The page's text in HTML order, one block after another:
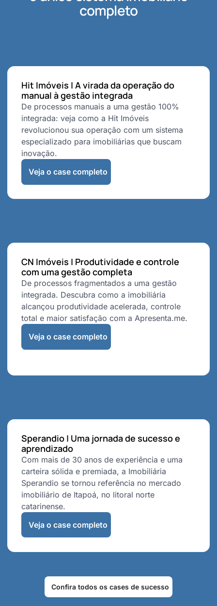
completo
Hit Imóveis | A virada da operação do
manual à gestão integrada
De processos manuais a uma gestão 100%
integrada: veja como a Hit Imóveis
revolucionou sua operação com um sistema
especializado para imobiliárias que buscam
inovação.
Veja o case completo
CN Imóveis | Produtividade e controle
com uma gestão completa
De processos fragmentados a uma gestão
integrada. Descubra como a imobiliária
alcançou produtividade acelerada, controle
total e maior satisfação com a Apresenta.me.
Veja o case completo
Sperandio | Uma jornada de sucesso e
aprendizado
Com mais de 30 anos de experiência e uma
carteira sólida e premiada, a Imobiliária
Sperandio se tornou referência no mercado
imobiliário de Itapoá, no litoral norte
catarinense.
Veja o case completo
Confira todos os cases de sucesso